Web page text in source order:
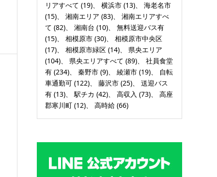
リアすべて (19) 横浜市 (13)
海老名市
(15)
湘南エリア (83)
湘南エリアすべ
て (82) 湘南台 (10)
無料送迎バス有
(15)
相模原市 (30)
相模原市中央区
(17)
相模原市緑区 (14)
県央エリア
(104)
県央エリアすべて (89)
社員食堂
有 (234) 秦野市 (9) 綾瀬市 (19)
自転
車通勤可 (122) 藤沢市 (25)
送迎バス
有 (13) 駅チカ (42) 高収入 (73)
高座
郡寒川町 (12) 高時給 (66)